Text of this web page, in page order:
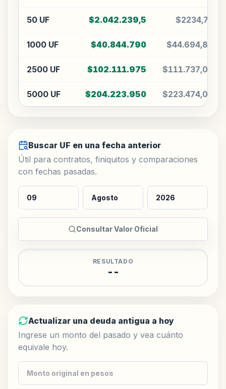
50 UF $2.042.239,5 $2234,74
1000 UF $40.844.790 $44.694,80
2500 UF $102.111.975 $111.737,00
5000 UF $204.223.950 $223.474,00
Buscar UF en una fecha anterior
Útil para contratos, finiquitos y comparaciones
con fechas pasadas.
Consultar Valor Oficial
RESULTADO
--
Actualizar una deuda antigua a hoy
Ingrese un monto del pasado y vea cuánto
equivale hoy.
$